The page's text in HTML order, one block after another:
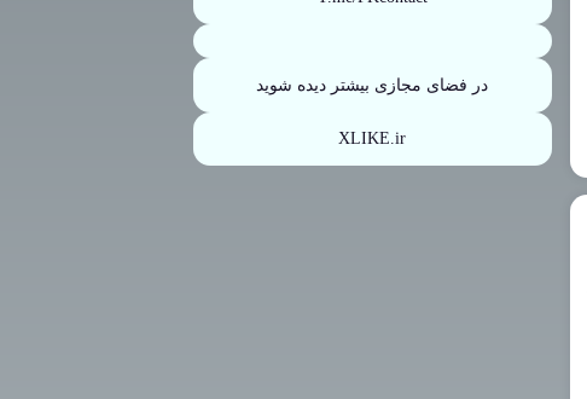
در فضای مجازی بیشتر دیده شوید
XLIKE.ir